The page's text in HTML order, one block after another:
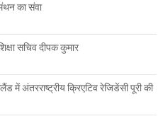
का संवा
सचिव दीपक कुमार
में अंतरराष्ट्रीय क्रिएटिव रेजिडेंसी पूरी की